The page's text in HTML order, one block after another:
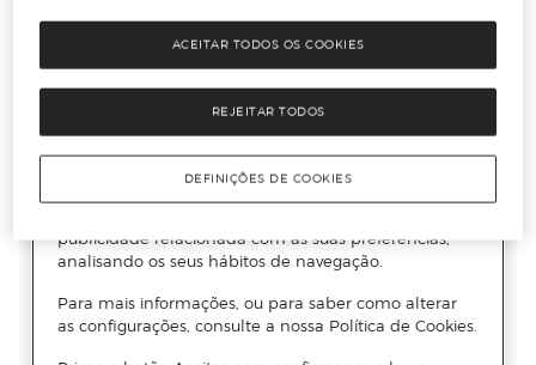
REJEITAR TODOS
ACEITAR TODOS OS COOKIES
DEFINIÇÕES DE COOKIES